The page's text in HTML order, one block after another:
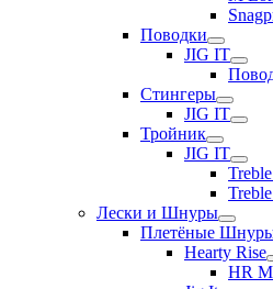
Поводки
JIG IT
Стингеры
JIG IT
Тройник
JIG IT
Лески и Шнуры
Плетёные
Hearty Rise
HR